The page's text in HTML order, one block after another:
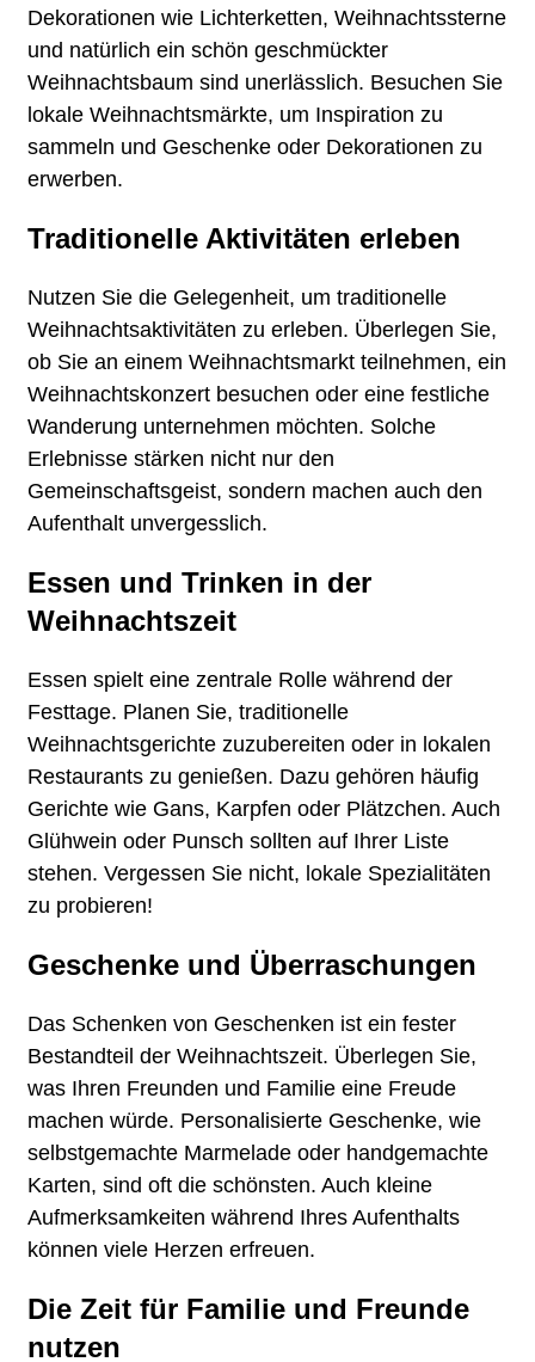
Dekorationen wie Lichterketten, Weihnachtssterne
und natürlich ein schön geschmückter
Weihnachtsbaum sind unerlässlich. Besuchen Sie
lokale Weihnachtsmärkte, um Inspiration zu
sammeln und Geschenke oder Dekorationen zu
erwerben.
Traditionelle Aktivitäten erleben
Nutzen Sie die Gelegenheit, um traditionelle
Weihnachtsaktivitäten zu erleben. Überlegen Sie,
ob Sie an einem Weihnachtsmarkt teilnehmen, ein
Weihnachtskonzert besuchen oder eine festliche
Wanderung unternehmen möchten. Solche
Erlebnisse stärken nicht nur den
Gemeinschaftsgeist, sondern machen auch den
Aufenthalt unvergesslich.
Essen und Trinken in der
Weihnachtszeit
Essen spielt eine zentrale Rolle während der
Festtage. Planen Sie, traditionelle
Weihnachtsgerichte zuzubereiten oder in lokalen
Restaurants zu genießen. Dazu gehören häufig
Gerichte wie Gans, Karpfen oder Plätzchen. Auch
Glühwein oder Punsch sollten auf Ihrer Liste
stehen. Vergessen Sie nicht, lokale Spezialitäten
zu probieren!
Geschenke und Überraschungen
Das Schenken von Geschenken ist ein fester
Bestandteil der Weihnachtszeit. Überlegen Sie,
was Ihren Freunden und Familie eine Freude
machen würde. Personalisierte Geschenke, wie
selbstgemachte Marmelade oder handgemachte
Karten, sind oft die schönsten. Auch kleine
Aufmerksamkeiten während Ihres Aufenthalts
können viele Herzen erfreuen.
Die Zeit für Familie und Freunde
nutzen